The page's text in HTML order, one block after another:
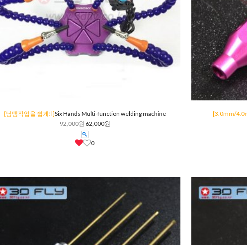
[남땜작업을 쉽게!l]Six Hands Multi-function welding machine
92,000원 62,000원
0
[3.0mm/